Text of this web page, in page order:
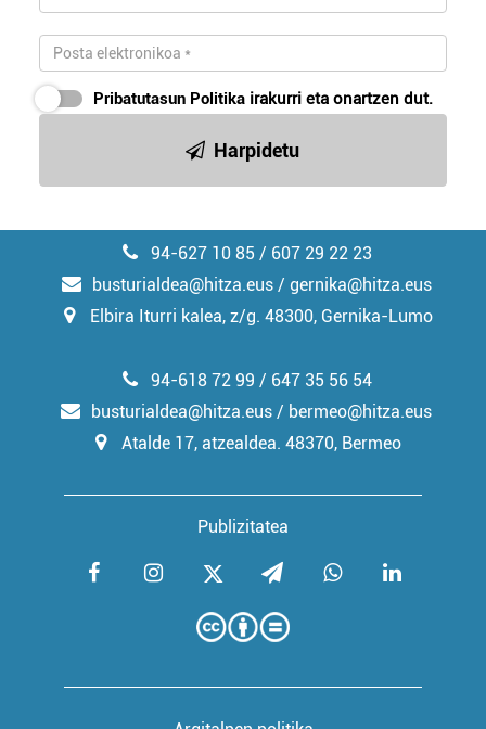
Pribatutasun Politika irakurri eta onartzen dut.
Harpidetu
94-627 10 85 / 607 29 22 23
busturialdea@hitza.eus / gernika@hitza.eus
Elbira Iturri kalea, z/g. 48300, Gernika-Lumo
Publizitatea
94-618 72 99 / 647 35 56 54
busturialdea@hitza.eus / bermeo@hitza.eus
Atalde 17, atzealdea. 48370, Bermeo